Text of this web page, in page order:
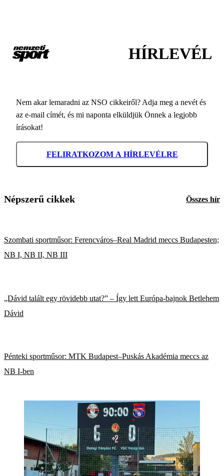
HÍRLEVÉL
Nem akar lemaradni az NSO cikkeiről? Adja meg a nevét és
az e-mail címét, és mi naponta elküldjük Önnek a legjobb
írásokat!
FELIRATKOZOM A HÍRLEVÉLRE
Népszerű cikkek Összes hír
Szombati sportműsor: Ferencváros–Real Madrid meccs Budapesten;
NB I, NB II, NB III
„Dávid talált egy rövidebb utat?” – Így lett Európa-bajnok Betlehem
Dávid
Pénteki sportműsor: MTK Budapest–Puskás Akadémia meccs az
NB I-ben